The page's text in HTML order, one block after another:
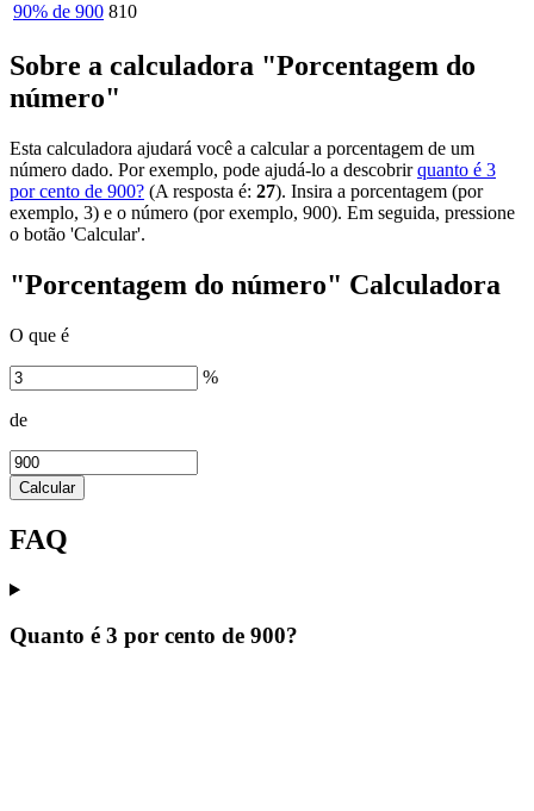
90% de 900 810
Sobre a calculadora "Porcentagem do
número"
Esta calculadora ajudará você a calcular a porcentagem de um
número dado. Por exemplo, pode ajudá-lo a descobrirquanto é 3
por cento de 900? (A resposta é: 27). Insira a porcentagem (por
exemplo, 3) e o número (por exemplo, 900). Em seguida, pressione
o botão 'Calcular'.
"Porcentagem do número" Calculadora
O que é
%
de
Calcular
FAQ
Quanto é 3 por cento de 900?